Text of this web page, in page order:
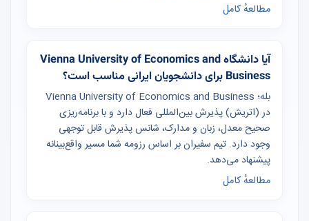
مطالعهٔ کامل
آیا دانشگاه Vienna University of Economics and
Business برای دانشجویان ایرانی مناسب است؟
بله؛ Vienna University of Economics and Business
در (اتریش) پذیرش بین‌المللی فعال دارد و با برنامه‌ریزی
صحیح معدل، زبان و مدارک، شانس پذیرش قابل توجهی
وجود دارد. تیم سفیران بر اساس رزومه شما مسیر واقع‌بینانه
پیشنهاد می‌دهد.
مطالعهٔ کامل